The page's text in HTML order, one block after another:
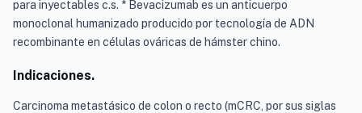
para inyectables c.s. * Bevacizumab es un anticuerpo
monoclonal humanizado producido por tecnología de ADN
recombinante en células ováricas de hámster chino.
Indicaciones.
Carcinoma metastásico de colon o recto (mCRC, por sus siglas